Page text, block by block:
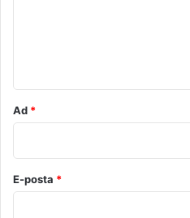
Ad *
E-posta *